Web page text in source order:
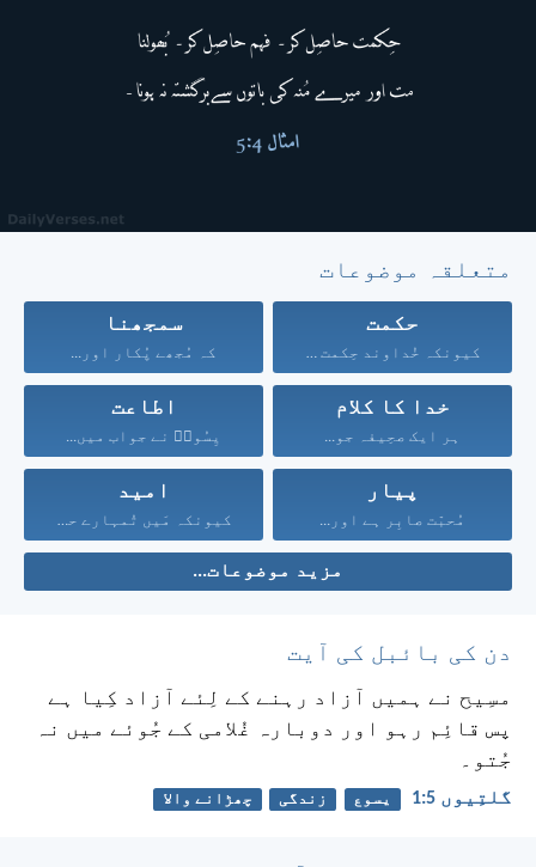
متعلقہ موضوعات
حکمت
کیونکہ خُداوند حِکمت بخشتا...
سمجھنا
کہ مُجھے پُکار اور...
خدا کا کلام
ہر ایک صحِیفہ جو...
اطاعت
یِسُوعؔ نے جواب میں...
پیار
مُحبّت صابِر ہے اور...
امید
کیونکہ مَیں تُمہارے حق...
مزید موضوعات...
دن کی بائبل کی آیت
مسِیح نے ہمیں آزاد رہنے کے لِئے آزاد کِیا ہے
پس قائِم رہو اور دوبارہ غُلامی کے جُوئے میں نہ
جُتو۔
گلتِیوں 5:‏1 یسوع زندگی چھڑانے والا